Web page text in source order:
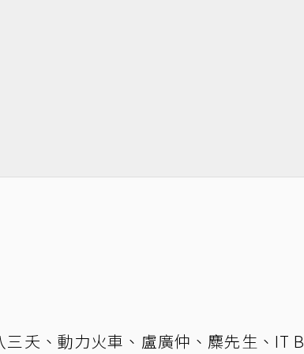
夭、動力火車、盧廣仲、麋先生、IT B